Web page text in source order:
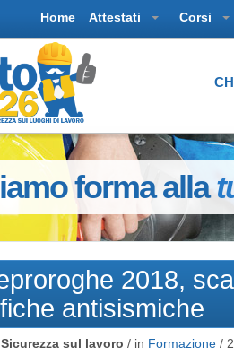
Home Attestati Corsi
forma alla
2018,
antisismiche
Sicurezza sul lavoro / in Formazione /